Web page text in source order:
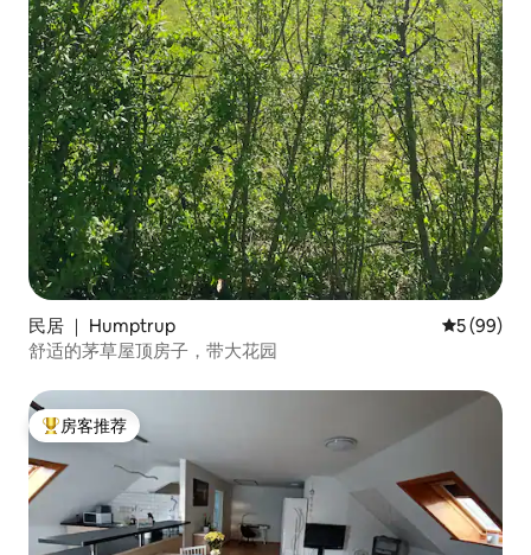
民居 ｜ Humptrup 平均评分
5 (99)
舒适的茅草屋顶房子，带大花园
热门「房客推荐」
房客推荐